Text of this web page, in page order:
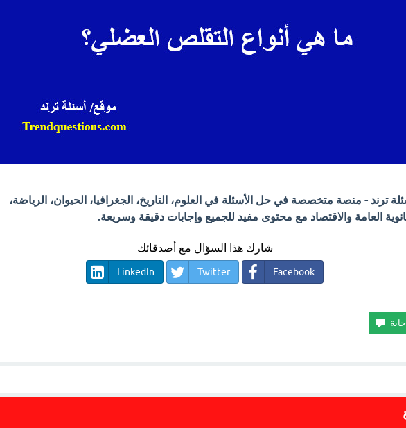
ترند - منصة متخصصة في حل الأسئلة في العلوم، التاريخ، الجغرافيا، الحيوان، الرياضة،
العامة والاقتصاد مع محتوى مفيد للجميع وإجابات دقيقة وسريعة.
شارك هذا السؤال مع أصدقائك
Facebook
Twitter
LinkedIn